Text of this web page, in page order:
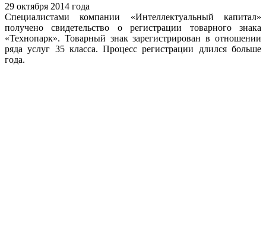
29 октября 2014 года
Специалистами компании «Интеллектуальный капитал»
получено свидетельство о регистрации товарного знака
«Технопарк». Товарный знак зарегистрирован в отношении
ряда услуг 35 класса. Процесс регистрации длился больше
года.